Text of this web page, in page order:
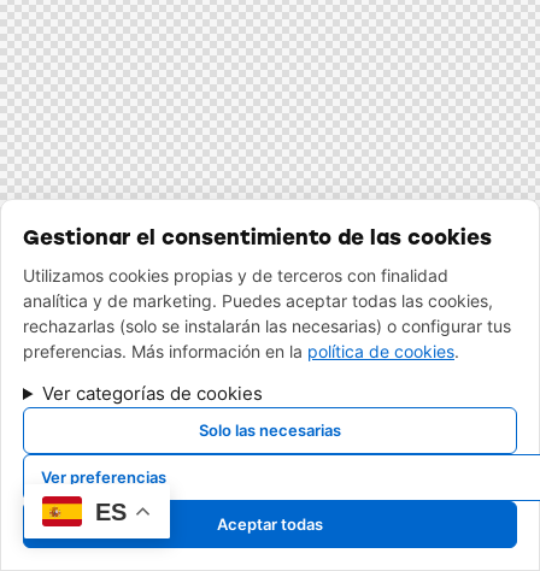
Gestionar el consentimiento de las cookies
Utilizamos cookies propias y de terceros con finalidad
analítica y de marketing. Puedes aceptar todas las cookies,
rechazarlas (solo se instalarán las necesarias) o configurar tus
preferencias. Más información en la política de cookies.
Ver categorías de cookies
Solo las necesarias
Ver preferencias
Aceptar todas
ES